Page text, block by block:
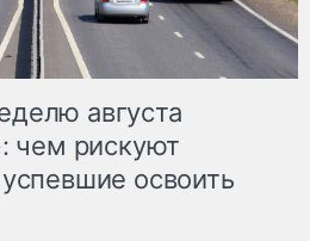
августа
чем рискуют
освоить